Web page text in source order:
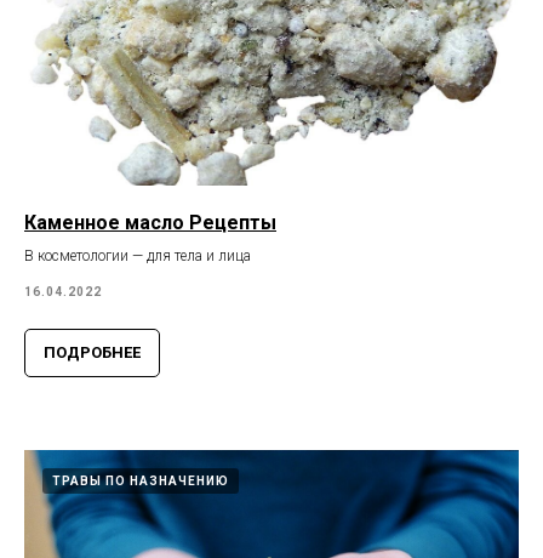
Каменное масло Рецепты
В косметологии — для тела и лица
16.04.2022
ПОДРОБНЕЕ
ТРАВЫ ПО НАЗНАЧЕНИЮ